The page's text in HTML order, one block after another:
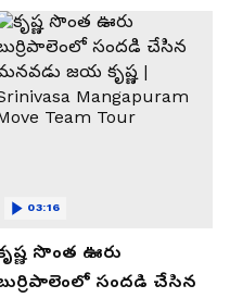
సొంత ఊరు
సందడి చేసిన
03:16